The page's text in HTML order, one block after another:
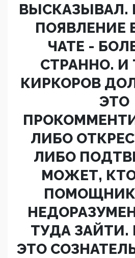
ВЫСКАЗЫВАЛ.
ПОЯВЛЕНИЕ
ЧАТЕ -
СТРАННО. И
КИРКОРОВ
ЭТО
ЛИБО
ЛИБО
МОЖЕТ,
ТУДА ЗАЙТИ.
ЭТО